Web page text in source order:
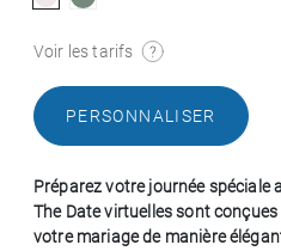
Communion
Anniversaire
Voir les tarifs
PERSONNALISER
Préparez votre journée spéciale
The Date virtuelles sont
votre mariage de manière